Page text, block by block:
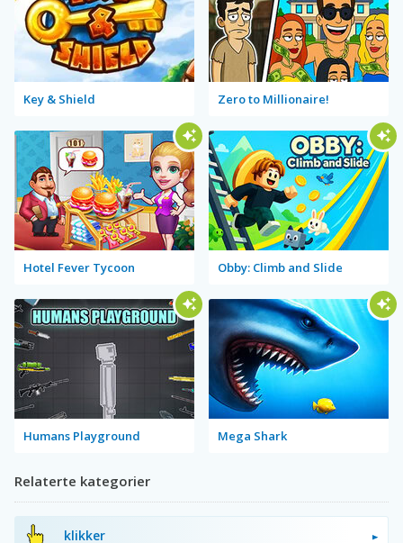
Key & Shield Zero to Millionaire!
Hotel Fever Tycoon Obby: Climb and Slide
Humans Playground Mega Shark
Relaterte kategorier
klikker